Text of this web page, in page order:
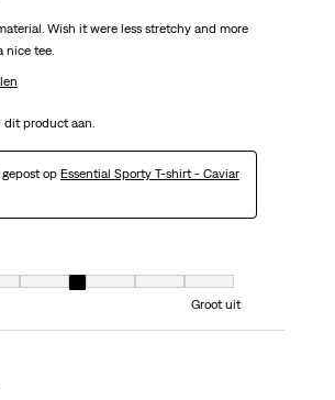
Wish it were less stretchy and more
nice tee.
dit product aan.
op Essential Sporty T-shirt - Caviar
waarbij 1 gelijk is aan Klein uit en 7 gelijk is aan Groot uit
Groot uit